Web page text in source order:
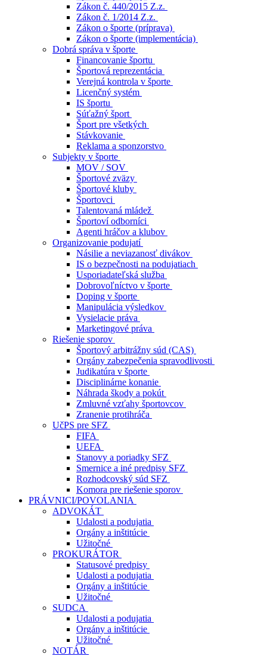
Zákon č. 440/2015 Z.z.
Zákon č. 1/2014 Z.z.
Zákon o športe (príprava)
Zákon o športe (implementácia)
Dobrá správa v športe
Financovanie športu
Športová reprezentácia
Verejná kontrola v športe
Licenčný systém
IS športu
Súťažný šport
Šport pre všetkých
Stávkovanie
Reklama a sponzorstvo
Subjekty v športe
MOV / SOV
Športové zväzy
Športové kluby
Športovci
Talentovaná mládež
Športoví odborníci
Agenti hráčov a klubov
Organizovanie podujatí
Násilie a neviazanosť divákov
IS o bezpečnosti na podujatiach
Usporiadateľská služba
Dobrovoľníctvo v športe
Doping v športe
Manipulácia výsledkov
Vysielacie práva
Marketingové práva
Riešenie sporov
Športový arbitrážny súd (CAS)
Orgány zabezpečenia spravodlivosti
Judikatúra v športe
Disciplinárne konanie
Náhrada škody a pokút
Zmluvné vzťahy športovcov
Zranenie protihráča
UčPS pre SFZ
FIFA
UEFA
Stanovy a poriadky SFZ
Smernice a iné predpisy SFZ
Rozhodcovský súd SFZ
Komora pre riešenie sporov
PRÁVNICI/POVOLANIA
ADVOKÁT
Udalosti a podujatia
Orgány a inštitúcie
Užitočné
PROKURÁTOR
Statusové predpisy
Udalosti a podujatia
Orgány a inštitúcie
Užitočné
SUDCA
Udalosti a podujatia
Orgány a inštitúcie
Užitočné
NOTÁR